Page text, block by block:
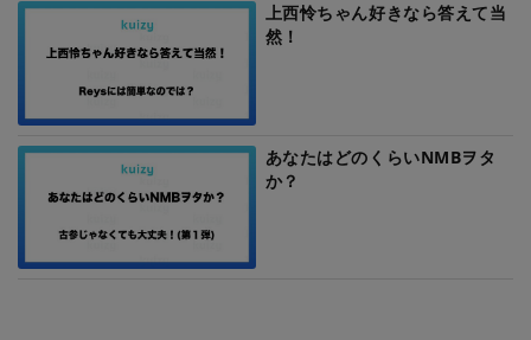
上西怜ちゃん好きなら答えて当
然！
あなたはどのくらいNMBヲタ
か？